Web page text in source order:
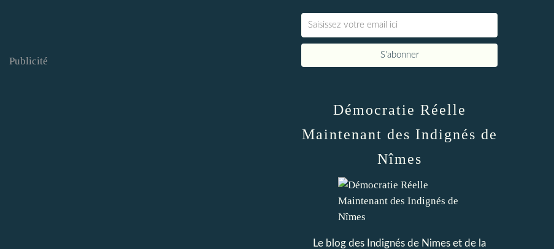
Publicité
Démocratie Réelle
Maintenant des Indignés de
Nîmes
Le blog des Indignés de Nimes et de la